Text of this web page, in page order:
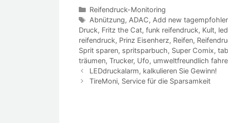
Kategorien
Reifendruck-Monitoring
Schlagwörter
Abnützung, ADAC, Add new
Druck, Fritz the Cat, funk reifendruck, Kult,
reifendruck, Prinz Eisenherz, Reifen,
Sprit sparen, spritsparbuch, Super Comix,
träumen, Trucker, Ufo, umweltfreundlich
LEDdruckalarm, kalkulieren Sie Gewinn!
TireMoni, Service für die Sparsamkeit